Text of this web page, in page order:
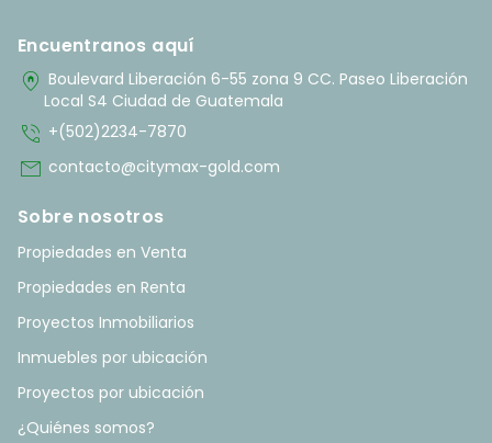
Encuentranos aquí
home_pin Boulevard Liberación 6-55 zona 9 CC. Paseo Liberación
Local S4 Ciudad de Guatemala
phone_in_talk +(502)2234-7870
mail contacto@citymax-gold.com
Sobre nosotros
Propiedades en Venta
Propiedades en Renta
Proyectos Inmobiliarios
Inmuebles por ubicación
Proyectos por ubicación
¿Quiénes somos?